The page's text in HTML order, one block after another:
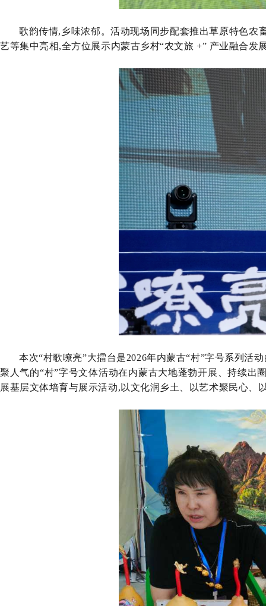
歌韵传情,乡味浓郁。活动现场同步配套推出草原特色农
艺等集中亮相,全方位展示内蒙古乡村“农文旅 +” 产业融合发
本次“村歌嘹亮”大擂台是2026年内蒙古“村”字号系列活
聚人气的“村”字号文体活动在内蒙古大地蓬勃开展、持续出
展基层文体培育与展示活动,以文化润乡土、以艺术聚民心、